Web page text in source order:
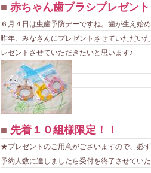
■ 赤ちゃん歯ブラシプレゼント
６月４日は虫歯予防デーですね。歯が生え始
昨年、みなさんにプレゼントさせていただい
レゼントさせていただきたいと思います♪
■ 先着１０組様限定！！
★プレゼントのご用意がございますので、必
予約人数に達しましたら受付を終了させてい